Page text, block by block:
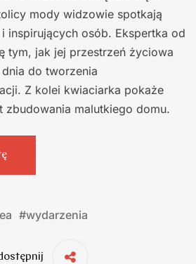
mody widzowie spotkają
inspirujących osób. Ekspertka od
tym, jak jej przestrzeń życiowa
do tworzenia
Z kolei kwiaciarka pokaże
zbudowania malutkiego domu.
#wydarzenia